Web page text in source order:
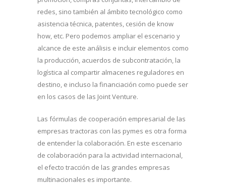
redes, sino también al ámbito tecnológico como
asistencia técnica, patentes, cesión de know
how, etc. Pero podemos ampliar el escenario y
alcance de este análisis e incluir elementos como
la producción, acuerdos de subcontratación, la
logística al compartir almacenes reguladores en
destino, e incluso la financiación como puede ser
en los casos de las Joint Venture.
Las fórmulas de cooperación empresarial de las
empresas tractoras con las pymes es otra forma
de entender la colaboración. En este escenario
de colaboración para la actividad internacional,
el efecto tracción de las grandes empresas
multinacionales es importante.